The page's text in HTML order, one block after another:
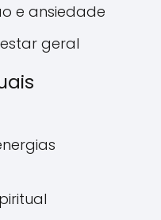
e ansiedade
geral